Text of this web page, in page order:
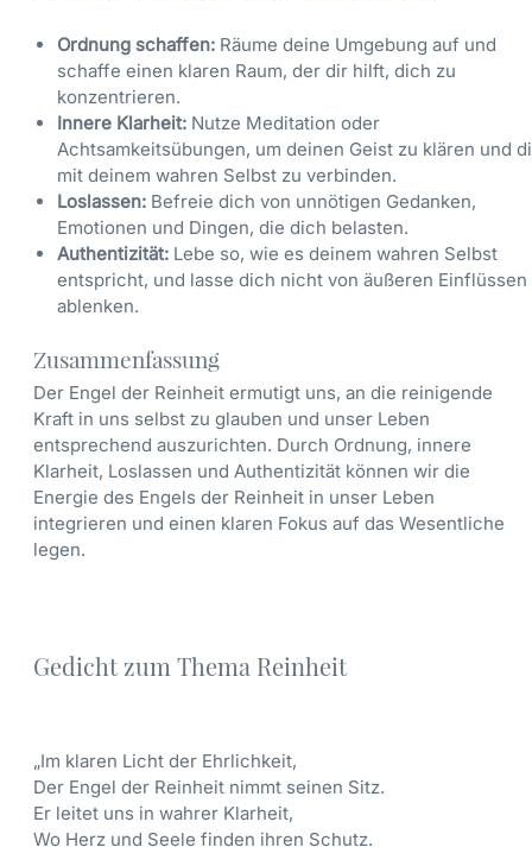
Ordnung schaffen: Räume deine Umgebung auf und
schaffe einen klaren Raum, der dir hilft, dich zu
konzentrieren.
Innere Klarheit: Nutze Meditation oder
Achtsamkeitsübungen, um deinen Geist zu klären und
mit deinem wahren Selbst zu verbinden.
Loslassen: Befreie dich von unnötigen Gedanken,
Emotionen und Dingen, die dich belasten.
Authentizität: Lebe so, wie es deinem wahren Selbst
entspricht, und lasse dich nicht von äußeren Einflüssen
ablenken.
Zusammenfassung
Der Engel der Reinheit ermutigt uns, an die reinigende
Kraft in uns selbst zu glauben und unser Leben
entsprechend auszurichten. Durch Ordnung, innere
Klarheit, Loslassen und Authentizität können wir die
Energie des Engels der Reinheit in unser Leben
integrieren und einen klaren Fokus auf das Wesentliche
legen.
Gedicht zum Thema Reinheit
„Im klaren Licht der Ehrlichkeit,
Der Engel der Reinheit nimmt seinen Sitz.
Er leitet uns in wahrer Klarheit,
Wo Herz und Seele finden ihren Schutz.